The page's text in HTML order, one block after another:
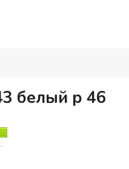
белый р 46